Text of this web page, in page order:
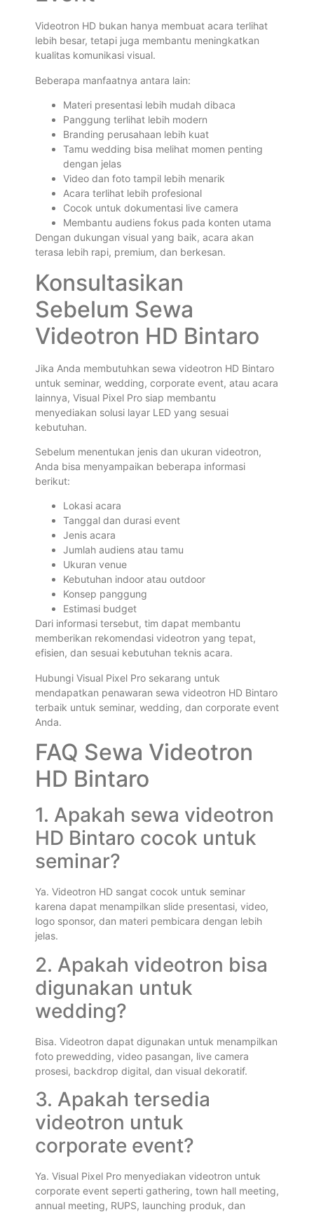
Videotron HD bukan hanya membuat acara terlihat
lebih besar, tetapi juga membantu meningkatkan
kualitas komunikasi visual.
Beberapa manfaatnya antara lain:
Materi presentasi lebih mudah dibaca
Panggung terlihat lebih modern
Branding perusahaan lebih kuat
Tamu wedding bisa melihat momen penting
dengan jelas
Video dan foto tampil lebih menarik
Acara terlihat lebih profesional
Cocok untuk dokumentasi live camera
Membantu audiens fokus pada konten utama
Dengan dukungan visual yang baik, acara akan
terasa lebih rapi, premium, dan berkesan.
Konsultasikan
Sebelum Sewa
Videotron HD Bintaro
Jika Anda membutuhkan sewa videotron HD Bintaro
untuk seminar, wedding, corporate event, atau acara
lainnya, Visual Pixel Pro siap membantu
menyediakan solusi layar LED yang sesuai
kebutuhan.
Sebelum menentukan jenis dan ukuran videotron,
Anda bisa menyampaikan beberapa informasi
berikut:
Lokasi acara
Tanggal dan durasi event
Jenis acara
Jumlah audiens atau tamu
Ukuran venue
Kebutuhan indoor atau outdoor
Konsep panggung
Estimasi budget
Dari informasi tersebut, tim dapat membantu
memberikan rekomendasi videotron yang tepat,
efisien, dan sesuai kebutuhan teknis acara.
Hubungi Visual Pixel Pro sekarang untuk
mendapatkan penawaran sewa videotron HD Bintaro
terbaik untuk seminar, wedding, dan corporate event
Anda.
FAQ Sewa Videotron
HD Bintaro
1. Apakah sewa videotron
HD Bintaro cocok untuk
seminar?
Ya. Videotron HD sangat cocok untuk seminar
karena dapat menampilkan slide presentasi, video,
logo sponsor, dan materi pembicara dengan lebih
jelas.
2. Apakah videotron bisa
digunakan untuk
wedding?
Bisa. Videotron dapat digunakan untuk menampilkan
foto prewedding, video pasangan, live camera
prosesi, backdrop digital, dan visual dekoratif.
3. Apakah tersedia
videotron untuk
corporate event?
Ya. Visual Pixel Pro menyediakan videotron untuk
corporate event seperti gathering, town hall meeting,
annual meeting, RUPS, launching produk, dan